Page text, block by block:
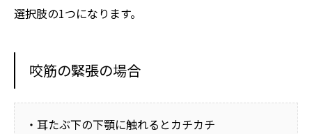
選択肢の1つになります。
咬筋の緊張の場合
・耳たぶ下の下顎に触れるとカチカチ